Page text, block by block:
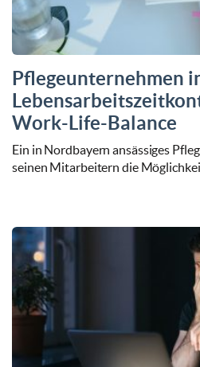
Pflegeunternehmen
Work-Life-Balance
Ein in Nordbayern ansässiges
seinen Mitarbeitern die